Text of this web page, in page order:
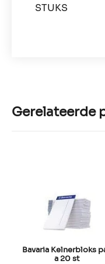
STUKS
Gerelateerde
Bavaria Kelnerbloks
a 20 st